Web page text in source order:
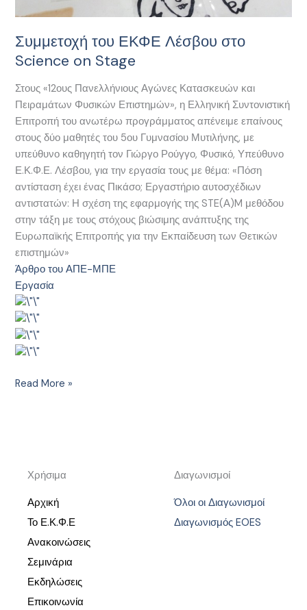
Συμμετοχή του ΕΚΦΕ Λέσβου στο
Science on Stage
Στους «12ους Πανελλήνιους Αγώνες Κατασκευών και
Πειραμάτων Φυσικών Επιστημών», η Ελληνική Συντονιστική
Επιτροπή του ανωτέρω προγράμματος απένειμε επαίνους
στους δύο μαθητές του 5ου Γυμνασίου Μυτιλήνης, με
υπεύθυνο καθηγητή τον Γιώργο Ρούγγο, Φυσικό, Υπεύθυνο
Ε.Κ.Φ.Ε. Λέσβου, για την εργασία τους με θέμα: «Πόση
αντίσταση έχει ένας Πικάσο; Εργαστήριο αυτοσχέδιων
αντιστατών: Η σχέση της εφαρμογής της STE(Α)M μεθόδου
στην τάξη με τους στόχους βιώσιμης ανάπτυξης της
Ευρωπαϊκής Επιτροπής για την Εκπαίδευση των Θετικών
επιστημών»
Άρθρο του ΑΠΕ-ΜΠΕ
Εργασία
Read More »
Χρήσιμα
Αρχική
Το Ε.Κ.Φ.Ε
Ανακοινώσεις
Σεμινάρια
Εκδηλώσεις
Επικοινωνία
Διαγωνισμοί
Όλοι οι Διαγωνισμοί
Διαγωνισμός EOES